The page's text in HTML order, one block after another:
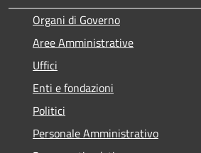
Organi di Governo
Aree Amministrative
Uffici
Enti e fondazioni
Politici
Personale Amministrativo